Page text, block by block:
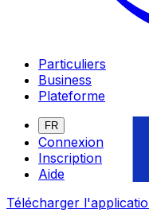
Particuliers
Business
Plateforme
FR
Connexion
Inscription
Aide
Télécharger